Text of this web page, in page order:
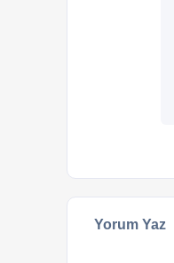
Yorum Yaz